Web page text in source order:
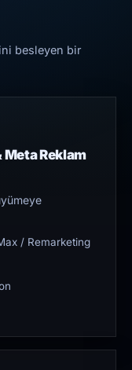
besleyen bir
Meta Reklam
/ Remarketing